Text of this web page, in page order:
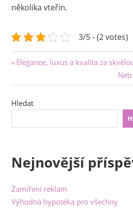
několika vteřin.
3/5 - (2 votes)
Navigace
pro
příspěvek
Previous
Elegance, luxus a kvalita za
Next
Hledat
Nejnovější
Zamíření reklam
Výhodná hypotéka pro všechny